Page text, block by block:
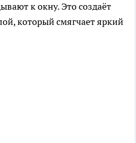
к окну. Это создаёт
который смягчает яркий